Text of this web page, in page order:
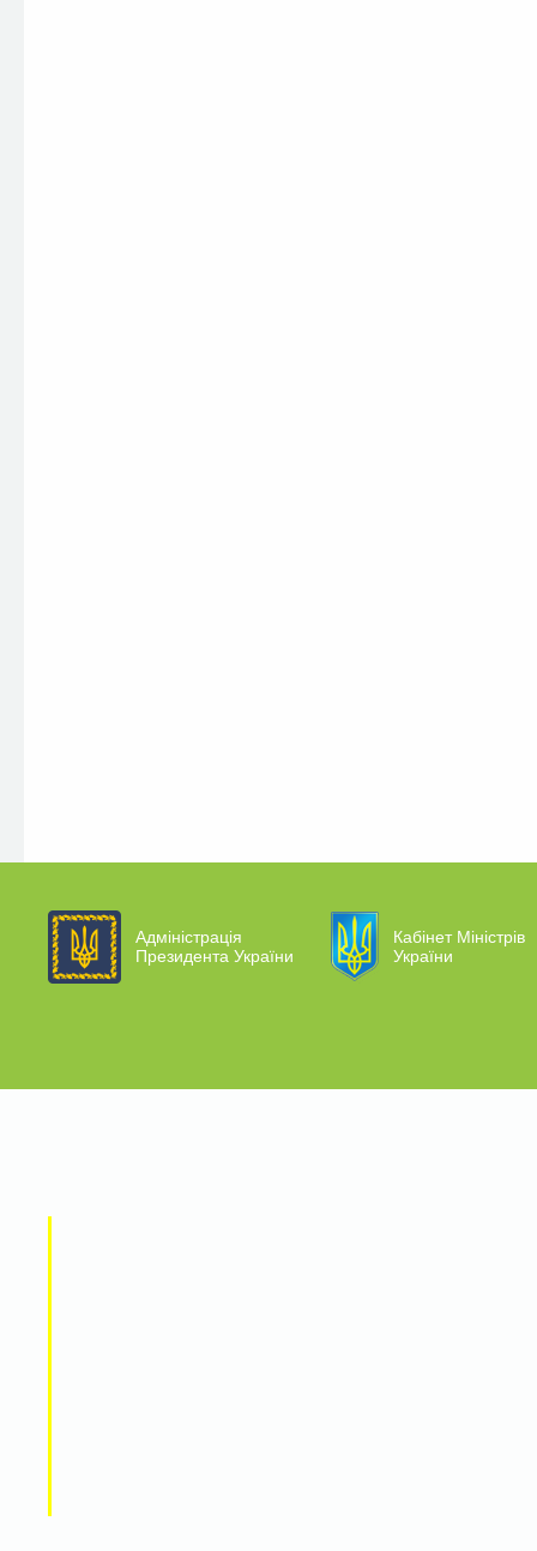
Адміністрація
Президента України
Кабінет Міністрів
України